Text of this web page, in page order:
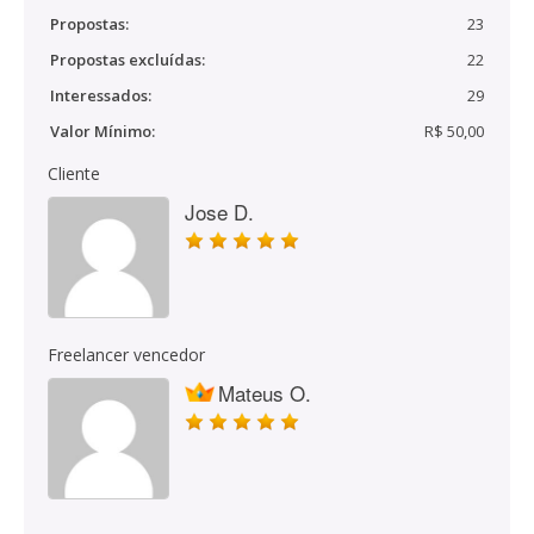
Propostas:
23
Propostas excluídas:
22
Interessados:
29
Valor Mínimo:
R$ 50,00
Cliente
Jose D.
Freelancer vencedor
Mateus O.